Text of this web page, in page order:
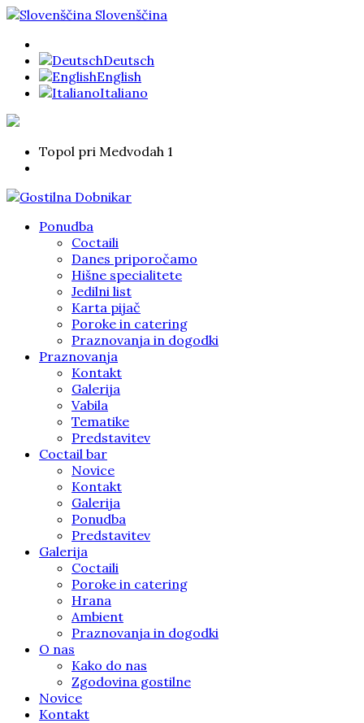
Slovenščina
Deutsch
English
Italiano
Topol pri Medvodah 1
Ponudba
Coctaili
Danes priporočamo
Hišne specialitete
Jedilni list
Karta pijač
Poroke in catering
Praznovanja in dogodki
Praznovanja
Kontakt
Galerija
Vabila
Tematike
Predstavitev
Coctail bar
Novice
Kontakt
Galerija
Ponudba
Predstavitev
Galerija
Coctaili
Poroke in catering
Hrana
Ambient
Praznovanja in dogodki
O nas
Kako do nas
Zgodovina gostilne
Novice
Kontakt